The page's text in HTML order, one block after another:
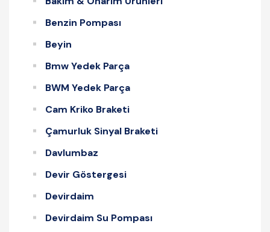
Benzin Pompası
Beyin
Bmw Yedek Parça
BWM Yedek Parça
Cam Kriko Braketi
Çamurluk Sinyal Braketi
Davlumbaz
Devir Göstergesi
Devirdaim
Devirdaim Su Pompası